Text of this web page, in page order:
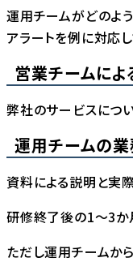
運用チームがどのよ
アラートを例に対応し
営業チームに
弊社のサービスにつ
運用チームの
資料による説明と実
研修終了後の1〜3か
ただし運用チームか